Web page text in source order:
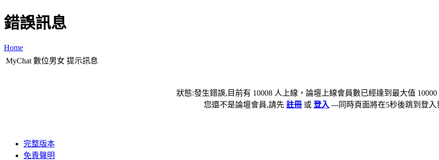
錯誤訊息
Home
MyChat 數位男女 提示訊息
狀態:發生錯誤,目前有 10008 人上線，論壇上線會員數已經達到最大值
您還不是論壇會員,請先 註冊 或 登入 ---同時頁面將在5秒後跳到登入
完整版本
免責聲明